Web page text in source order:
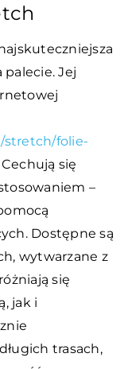
palecie. Jej
stretch/folie-
Cechują się
–
Dostępne są
wytwarzane z
się
jak i
trasach,